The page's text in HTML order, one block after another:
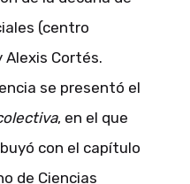
(centro
Alexis Cortés.
se presentó el
, en el que
con el capítulo
de Ciencias